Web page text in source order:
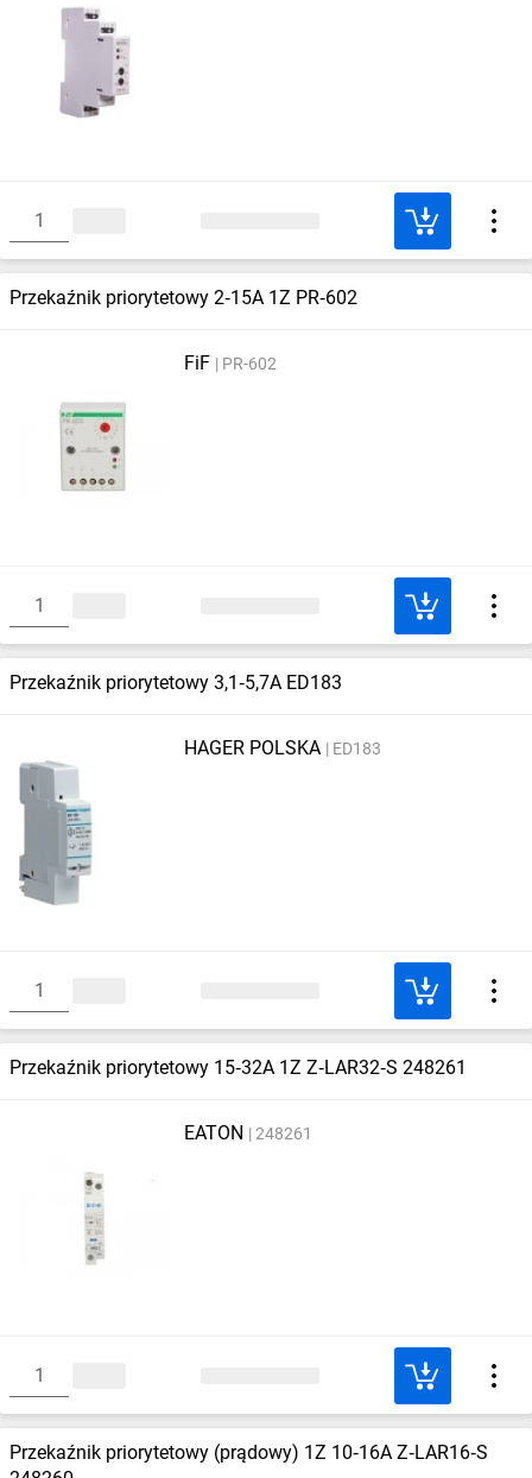
Przekaźnik priorytetowy 2‑15A 1Z PR‑602
FiF PR-602
Przekaźnik priorytetowy 3,1‑5,7A ED183
HAGER POLSKA ED183
Przekaźnik priorytetowy 15‑32A 1Z Z‑LAR32‑S 248261
EATON 248261
Przekaźnik priorytetowy (prądowy) 1Z 10‑16A Z‑LAR16‑S